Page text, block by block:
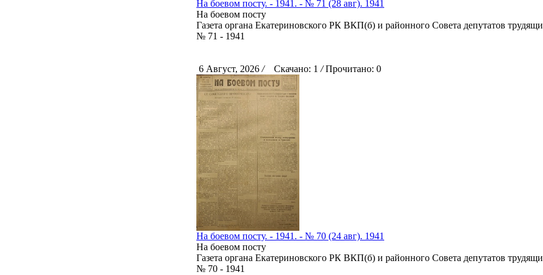
На боевом посту. - 1941. - № 71 (28 авг). 1941
На боевом посту
Газета органа Екатериновского РК ВКП(б) и районного Совета депутатов
№ 71 - 1941
6 Август, 2026 /Скачано: 1 /Прочитано: 0
На боевом посту. - 1941. - № 70 (24 авг). 1941
На боевом посту
Газета органа Екатериновского РК ВКП(б) и районного Совета депутатов
№ 70 - 1941